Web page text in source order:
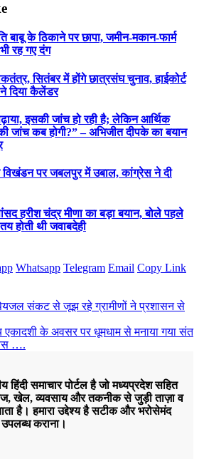
के ठिकाने पर छापा, जमीन-मकान-फार्म
रह गए दंग
सितंबर में होंगे छात्रसंघ चुनाव, हाईकोर्ट
दिया कैलेंडर
इसकी जांच हो रही है; लेकिन आर्थिक
जांच कब होगी?” – अभिजीत दीपके का बयान
विखंडन पर जबलपुर में उबाल, कांग्रेस ने दी
हरीश चंद्र मीणा का बड़ा बयान, बोले पहले
होती थी जवाबदेही
Whatsapp Telegram Email Copy Link
पेयजल संकट से जूझ रहे ग्रामीणों ने प्रशासन से
एकादशी के अवसर पर धूमधाम से मनाया गया संत
….
समाचार पोर्टल है जो मध्यप्रदेश सहित
खेल, व्यवसाय और तकनीक से जुड़ी ताज़ा व
है। हमारा उद्देश्य है सटीक और भरोसेमंद
कराना।